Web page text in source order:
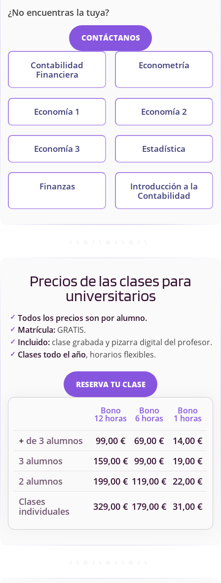
¿No encuentras la tuya?
CONTÁCTANOS
Contabilidad
Financiera
Econometría
Economía 1 Economía 2
Economía 3 Estadística
Finanzas
Introducción a la
Contabilidad
Precios de las clases para
universitarios
Todos los precios son por alumno.
Matrícula:GRATIS.
Incluido:clase grabada y pizarra digital del profesor.
Clases todo el año, horarios flexibles.
RESERVA TU CLASE
Bono
12 horas
Bono
6 horas
Bono
1 horas
+ de 3 alumnos 99,00 € 69,00 €
14,00 €
3 alumnos
159,00 € 99,00 €
19,00 €
2 alumnos
199,00 € 119,00 € 22,00 €
Clases
individuales
329,00 € 179,00 € 31,00 €